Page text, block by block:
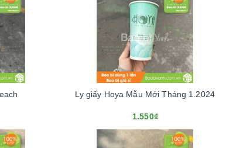
Ly giấy Hoya Mẫu Mới Tháng 1.2024
1.550₫